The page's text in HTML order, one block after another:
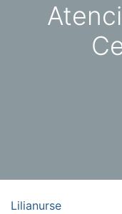
Lilianurse